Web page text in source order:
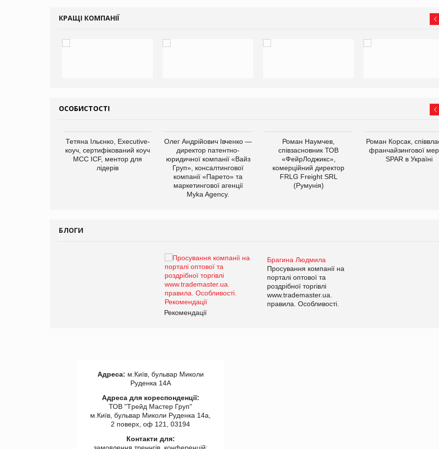
КРАЩІ КОМПАНІЇ
ОСОБИСТОСТІ
Тетяна Ільєнко, Executive-
коуч, сертифікований коуч
МСС ICF, ментор для
лідерів
Олег Андрійович Івченко —
директор патентно-
юридичної компанії «Вайз
Груп», консалтингової
компанії «Парето» та
маркетингової агенції
Myka Agency.
Роман Наумчев,
співзасновник ТОВ
«ФейрЛоджикс»,
комерційний директор
FRLG Freight SRL
(Румунія)
Роман Корсак,
франчайзингової
SPAR в Україні
БЛОГИ
Брагина Людмила
Просування компанії на
порталі оптової та
роздрібної торгівлі
www.trademaster.ua.
правила. Особливості.
Рекомендації
Адреса: м.Київ, бульвар Миколи
Руденка 14А
Адреса для кореспонденції:
ТОВ "Tрейд Мастер Груп"
м.Київ, бульвар Миколи Руденка 14а,
2 поверх, оф 121, 03194
Контакти для: